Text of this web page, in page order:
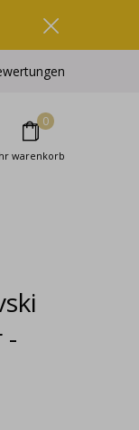
warenkorb
0
-